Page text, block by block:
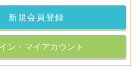
新規会員登録
ン・マイアカウント